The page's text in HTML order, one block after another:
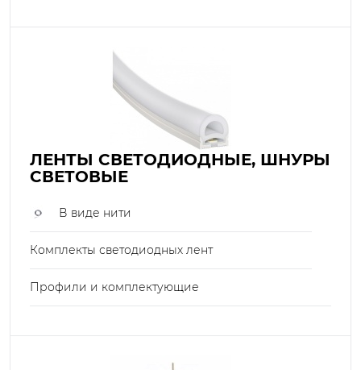
ЛЕНТЫ СВЕТОДИОДНЫЕ, ШНУРЫ
СВЕТОВЫЕ
В виде нити
Комплекты светодиодных лент
Профили и комплектующие